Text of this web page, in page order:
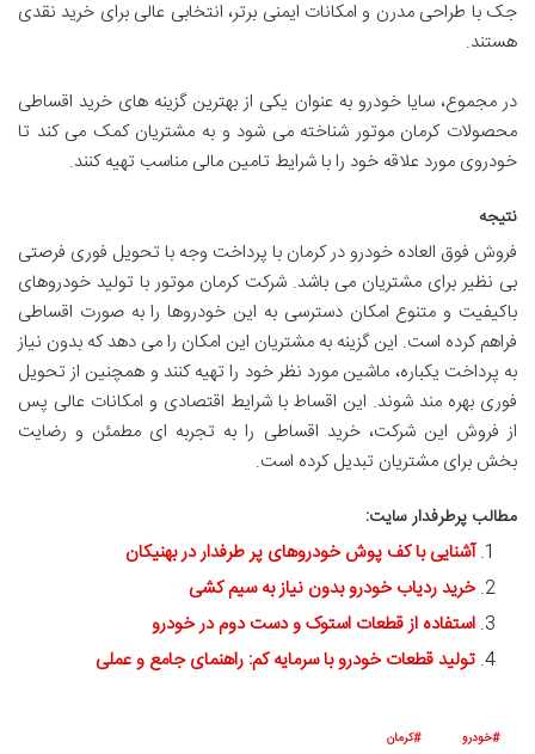
جک با طراحی مدرن و امکانات ایمنی برتر، انتخابی عالی برای خرید نقدی
هستند.
در مجموع، سایا خودرو به عنوان یکی از بهترین گزینه های خرید اقساطی
محصولات کرمان موتور شناخته می شود و به مشتریان کمک می کند تا
خودروی مورد علاقه خود را با شرایط تامین مالی مناسب تهیه کنند.
نتیجه
فروش فوق العاده خودرو در کرمان با پرداخت وجه با تحویل فوری فرصتی
بی نظیر برای مشتریان می باشد. شرکت کرمان موتور با تولید خودروهای
باکیفیت و متنوع امکان دسترسی به این خودروها را به صورت اقساطی
فراهم کرده است. این گزینه به مشتریان این امکان را می دهد که بدون نیاز
به پرداخت یکباره، ماشین مورد نظر خود را تهیه کنند و همچنین از تحویل
فوری بهره مند شوند. این اقساط با شرایط اقتصادی و امکانات عالی پس
از فروش این شرکت، خرید اقساطی را به تجربه ای مطمئن و رضایت
بخش برای مشتریان تبدیل کرده است.
مطالب پرطرفدار سایت:
آشنایی با کف پوش خودروهای پر طرفدار در بهنیکان
خرید ردیاب خودرو بدون نیاز به سیم کشی
استفاده از قطعات استوک و دست دوم در خودرو
تولید قطعات خودرو با سرمایه کم: راهنمای جامع و عملی
خودرو کرمان